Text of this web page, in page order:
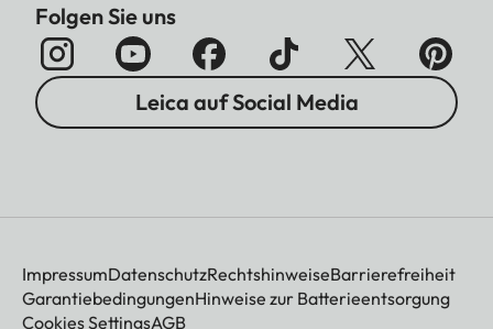
Folgen Sie uns
Leica auf Social Media
ImpressumDatenschutzRechtshinweiseBarrierefreiheit
GarantiebedingungenHinweise zur Batterieentsorgung
Cookies SettingsAGB